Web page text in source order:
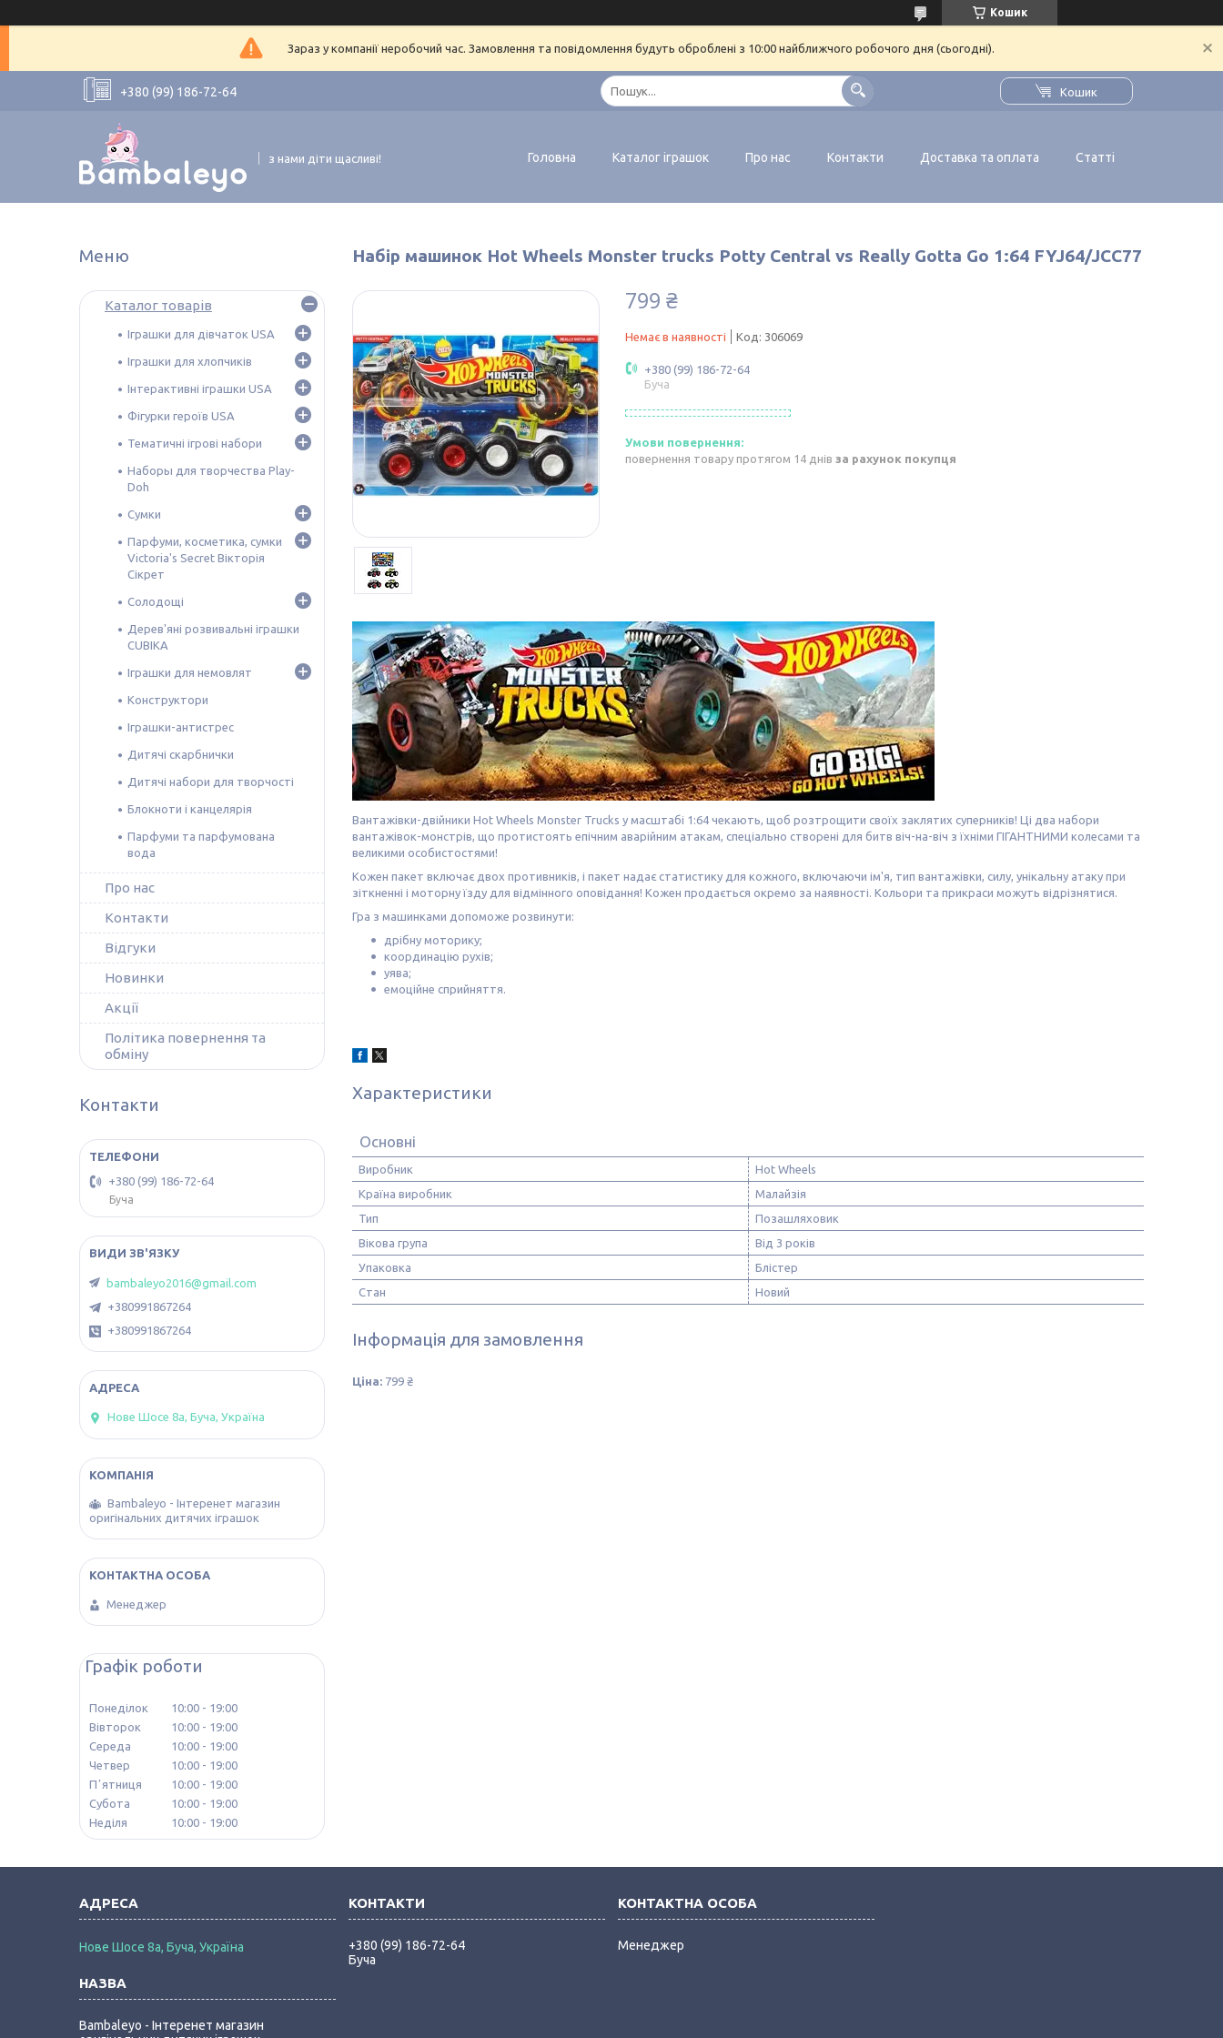
Кошик
Зараз у компанії неробочий час. Замовлення та повідомлення будуть оброблені з 10:00 найближчого робочого дня (сьогодні).
+380 (99) 186-72-64 Кошик
з нами діти щасливі! Головна Каталог іграшок Про нас Контакти Доставка та оплата Статті
Набір машинок Hot Wheels Monster trucks Potty Central vs Really Gotta Go 1:64 FYJ64/JCC77
799 ₴
Немає в наявності Код: 306069
+380 (99) 186-72-64
Буча
повернення товару протягом 14 днів за рахунок покупця
Вантажівки-двійники Hot Wheels Monster Trucks у масштабі 1:64 чекають, щоб розтрощити своїх заклятих суперників! Ці два набори
вантажівок-монстрів, що протистоять епічним аварійним атакам, спеціально створені для битв віч-на-віч з їхніми ГІГАНТНИМИ колесами та
великими особистостями!
Кожен пакет включає двох противників, і пакет надає статистику для кожного, включаючи ім'я, тип вантажівки, силу, унікальну атаку при
зіткненні і моторну їзду для відмінного оповідання! Кожен продається окремо за наявності. Кольори та прикраси можуть відрізнятися.
Гра з машинками допоможе розвинути:
дрібну моторику;
координацію рухів;
уява;
емоційне сприйняття.
Характеристики
Основні
Виробник
Hot Wheels
Країна виробник
Малайзія
Тип
Позашляховик
Вікова група
Від 3 років
Упаковка
Блістер
Стан
Новий
Інформація для замовлення
Ціна: 799 ₴
Каталог товарів
Іграшки для дівчаток USA
Іграшки для хлопчиків
Інтерактивні іграшки USA
Фігурки героїв USA
Тематичні ігрові набори
Наборы для творчества Play-
Doh
Сумки
Парфуми, косметика, сумки
Victoria's Secret Вікторія
Сікрет
Солодощі
Дерев'яні розвивальні іграшки
CUBIKA
Іграшки для немовлят
Конструктори
Іграшки-антистрес
Дитячі скарбнички
Дитячі набори для творчості
Блокноти і канцелярія
Парфуми та парфумована
вода
Про нас
Контакти
Відгуки
Новинки
Акції
Політика повернення та
обміну
Контакти
+380 (99) 186-72-64
Буча
bambaleyo2016@gmail.com
+380991867264
+380991867264
Нове Шосе 8а, Буча, Україна
Bambaleyo - Інтеренет магазин
оригінальних дитячих іграшок
Менеджер
Графік роботи
Понеділок 10:00
19:00
Вівторок
10:00
19:00
Середа
10:00
19:00
Четвер
10:00
19:00
Пʼятниця
10:00
19:00
Субота
10:00
19:00
Неділя
10:00 19:00
Нове Шосе 8а, Буча, Україна
Bambaleyo - Інтеренет магазин
+380 (99) 186-72-64
Буча
Менеджер